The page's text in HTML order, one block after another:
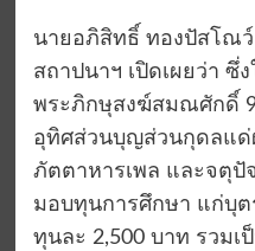
นายอภิสิทธิ์ ทองปัสโณ
สถาปนาฯ เปิดเผยว่า ซึ่
พระภิกษุสงฆ์สมณศักดิ์
อุทิศส่วนบุญส่วนกุดลแด่
ภัตตาหารเพล และจตุปั
มอบทุนการศึกษา แก่บุ
ทุนละ 2,500 บาท รวมเ